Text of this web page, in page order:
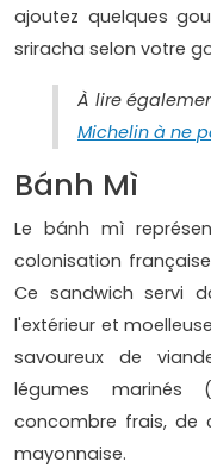
ajoutez quelques
sriracha selon votre
À lire
Michelin à ne
Bánh Mì
Le bánh mì
colonisation
Ce sandwich servi
l'extérieur et
savoureux de
légumes
concombre frais, de
mayonnaise.